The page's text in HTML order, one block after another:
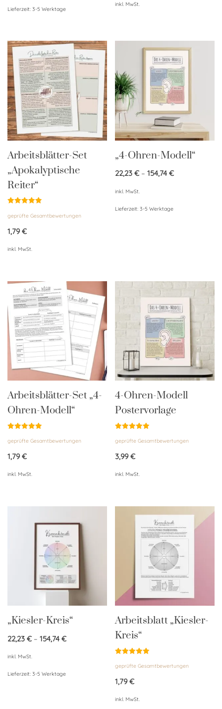
Lieferzeit: 3-5 Werktage
inkl. MwSt.
Arbeitsblätter-Set
„Apokalyptische
Reiter“
mit
von 5
geprüfte Gesamtbewertungen
1,79€
inkl. MwSt.
„4-Ohren-Modell“
22,23€ –154,74€
inkl. MwSt.
Lieferzeit:3-5 Werktage
Arbeitsblätter-Set „4-
Ohren-Modell“
mit
von 5
geprüfte Gesamtbewertungen
1,79€
inkl. MwSt.
4-Ohren-Modell
Postervorlage
mit
von 5
geprüfte Gesamtbewertungen
3,99€
inkl. MwSt.
„Kiesler-Kreis“
22,23 € – 154,74 €
inkl. MwSt.
Lieferzeit: 3-5 Werktage
Arbeitsblatt „Kiesler-
Kreis“
mit
von 5
geprüfte Gesamtbewertungen
1,79€
inkl. MwSt.